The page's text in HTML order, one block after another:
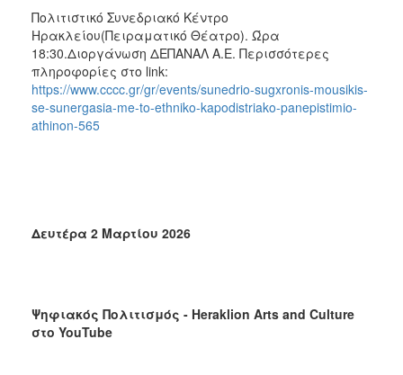
Πολιτιστικό Συνεδριακό Κέντρο
Ηρακλείου(Πειραματικό Θέατρο). Ώρα
18:30.Διοργάνωση ΔΕΠΑΝΑΛ Α.Ε. Περισσότερες
πληροφορίες στο link:
https://www.cccc.gr/gr/events/sunedrio-sugxronis-mousikis-
se-sunergasia-me-to-ethniko-kapodistriako-panepistimio-
athinon-565
Δευτέρα 2 Μαρτίου 2026
Ψηφιακός Πολιτισμός - Heraklion Arts and Culture
στο YouTube